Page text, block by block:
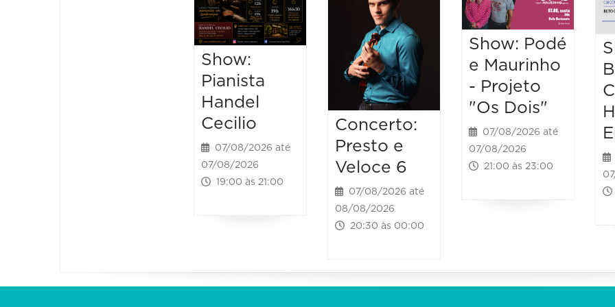
Show:
Pianista
Handel
Cecilio
07/08/2026 até
07/08/2026
19:00 às 21:00
Concerto:
Presto e
Veloce 6
07/08/2026 até
08/08/2026
20:30 às 00:00
Show: Podé
e Maurinho
- Projeto
"Os Dois"
07/08/2026 até
07/08/2026
21:00 às 23:00